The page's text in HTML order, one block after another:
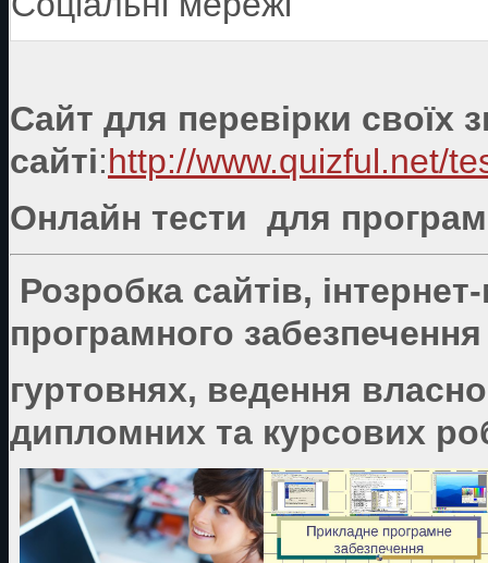
Сайт для перевірки своїх
сайті:http://www.quizful.net/
Онлайн тести для
Розробка сайтів,
програмного
гуртовнях, ведення
дипломних та курсових